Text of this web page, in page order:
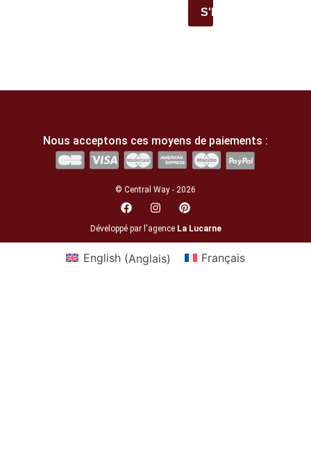
S'INSCRIRE
Nous acceptons ces moyens de paiements :
© Central Way - 2026
Développé par l'agence La Lucarne
English(Anglais) Français